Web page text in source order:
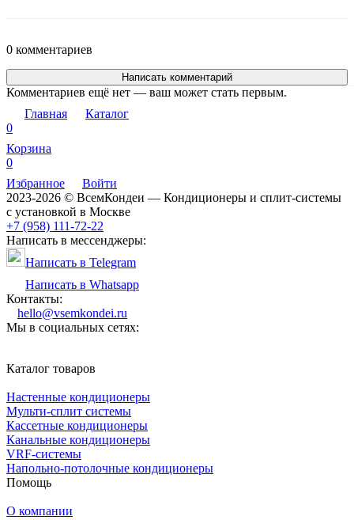
0 комментариев
Написать комментарий
Комментариев ещё нет — ваш может стать первым.
Главная
Каталог
0
Корзина
0
Избранное
Войти
2023-2026 © ВсемКондеи — Кондиционеры и сплит-системы
с установкой в Москве
+7 (958) 111-72-22
Написать в мессенджеры:
Написать в Telegram
Написать в Whatsapp
Контакты:
hello@vsemkondei.ru
Мы в социальных сетях:
Каталог товаров
Настенные кондиционеры
Мульти-сплит системы
Кассетные кондиционеры
Канальные кондиционеры
VRF-системы
Напольно-потолочные кондиционеры
Помощь
О компании